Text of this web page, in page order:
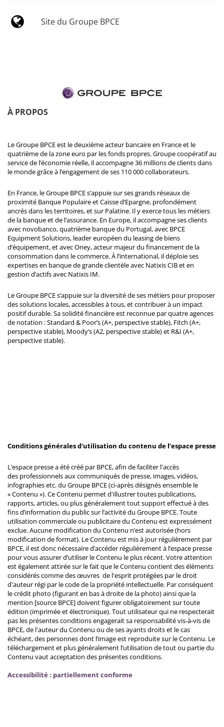
Site du Groupe BPCE
À PROPOS
Le Groupe BPCE est le deuxième acteur bancaire en France et le
quatrième de la zone euro par les fonds propres. Groupe coopératif au
service de l’économie réelle, il accompagne 36 millions de clients dans
le monde grâce à l’engagement de ses 110 000 collaborateurs.
En France, le Groupe BPCE s’appuie sur ses grands réseaux de
proximité Banque Populaire et Caisse d’Epargne, profondément
ancrés dans les territoires, et sur Palatine. Il y exerce tous les métiers
de la banque et de l’assurance. En Europe, il accompagne ses clients
avec novobanco, quatrième banque du Portugal, avec BPCE
Equipment Solutions, leader européen du leasing de biens
d’équipement, et avec Oney, acteur majeur du financement de la
consommation dans le commerce. À l’international, il déploie ses
expertises en banque de grande clientèle avec Natixis CIB et en
gestion d’actifs avec Natixis IM.
Le Groupe BPCE s’appuie sur la diversité de ses métiers pour proposer
des solutions locales, accessibles à tous, et contribuer à un impact
positif durable. Sa solidité financière est reconnue par quatre agences
de notation : Standard & Poor’s (A+, perspective stable), Fitch (A+,
perspective stable), Moody’s (A2, perspective stable) et R&I (A+,
perspective stable).
Conditions générales d'utilisation du contenu de l’espace presse
L’espace presse a été créé par BPCE, afin de faciliter l'accès
des professionnels aux communiqués de presse, images, vidéos,
infographies etc. du Groupe BPCE (ci-après désignés ensemble le
« Contenu »). Ce Contenu permet d'illustrer toutes publications,
rapports, articles, ou plus généralement tout support effectué à des
fins d’information du public sur l’activité du Groupe BPCE. Toute
utilisation commerciale ou publicitaire du Contenu est expressément
exclue. Aucune modification du Contenu n’est autorisée (hors
modification de format). Le Contenu est mis à jour régulièrement par
BPCE, il est donc nécessaire d’accéder régulièrement à l’espace presse
pour vous assurer d’utiliser le Contenu le plus récent. Votre attention
est également attirée sur le fait que le Contenu contient des éléments
considérés comme des œuvres de l'esprit protégées par le droit
d'auteur régi par le code de la propriété intellectuelle. Par conséquent
le crédit photo (figurant en bas à droite de la photo) ainsi que la
mention [source BPCE] doivent figurer obligatoirement sur toute
édition (imprimée et électronique). Tout utilisateur qui ne respecterait
pas les présentes conditions engagerait sa responsabilité vis-à-vis de
BPCE, de l'auteur du Contenu ou de ses ayants droits et le cas
échéant, des personnes dont l’image est reproduite sur le Contenu. Le
téléchargement et plus généralement l’utilisation de tout ou partie du
Contenu vaut acceptation des présentes conditions.
Accessibilité : partiellement conforme